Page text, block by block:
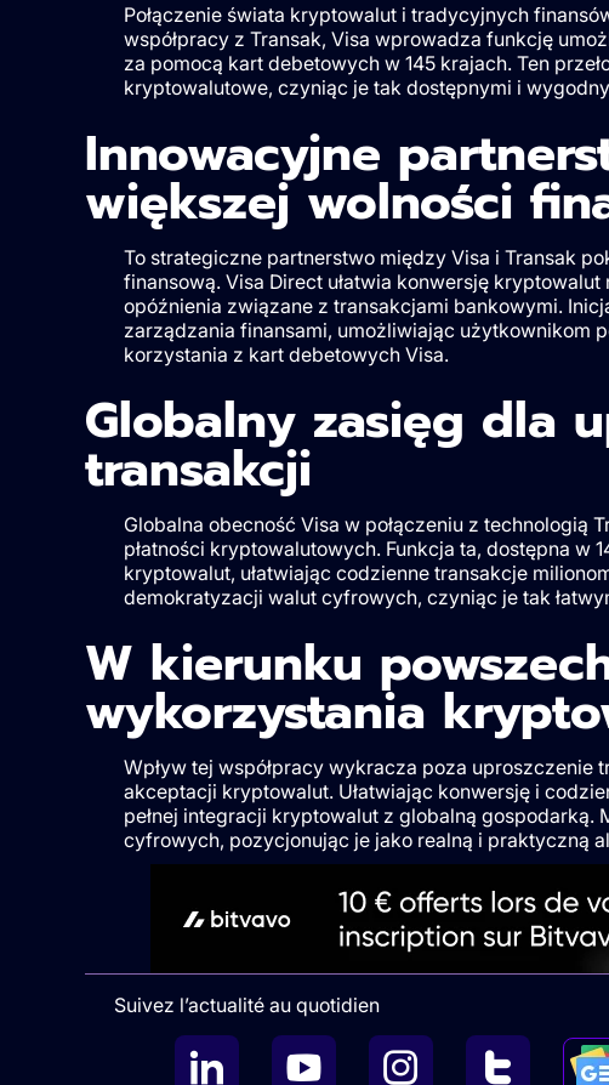
Połączenie świata kryptowalut i tradycyjnych
współpracy z Transak, Visa wprowadza funkcję
za pomocą kart debetowych w 145 krajach. Ten
kryptowalutowe, czyniąc je tak dostępnymi i
Innowacyjne
większej wolności
To strategiczne partnerstwo między Visa i Transak
finansową. Visa Direct ułatwia konwersję
opóźnienia związane z transakcjami bankowymi.
zarządzania finansami, umożliwiając użytkownikom
korzystania z kart debetowych Visa.
Globalny zasięg dla
transakcji
Globalna obecność Visa w połączeniu z technologią
płatności kryptowalutowych. Funkcja ta, dostępna w
kryptowalut, ułatwiając codzienne transakcje
demokratyzacji walut cyfrowych, czyniąc je tak
W kierunku
wykorzystania
Wpływ tej współpracy wykracza poza
akceptacji kryptowalut. Ułatwiając konwersję i
pełnej integracji kryptowalut z globalną
cyfrowych, pozycjonując je jako realną i praktyczną
Suivez l’actualité au quotidien